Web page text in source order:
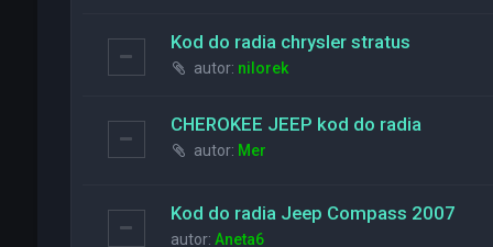
Kod do radia chrysler stratus
autor: nilorek
CHEROKEE JEEP kod do radia
autor: Mer
Kod do radia Jeep Compass 2007
autor: Aneta6